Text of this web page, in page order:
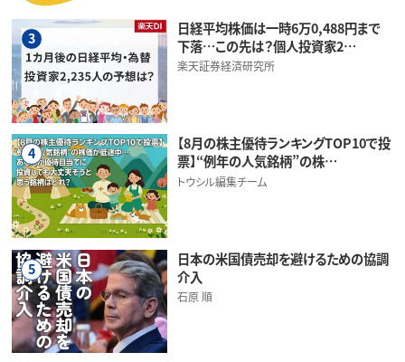
3
日経平均株価は一時6万0,488円まで
下落…この先は？個人投資家2…
楽天証券経済研究所
4
【8月の株主優待ランキングTOP10で投
票】“例年の人気銘柄”の株…
トウシル編集チーム
5
日本の米国債売却を避けるための協調
介入
石原 順